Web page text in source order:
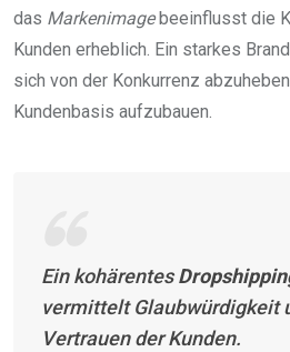
das Markenimagebeeinflusst die
Kunden erheblich. Ein starkes
sich von der Konkurrenz
Kundenbasis aufzubauen.
Ein kohärentes
vermittelt Glaubwürdigkeit
Vertrauen der Kunden.